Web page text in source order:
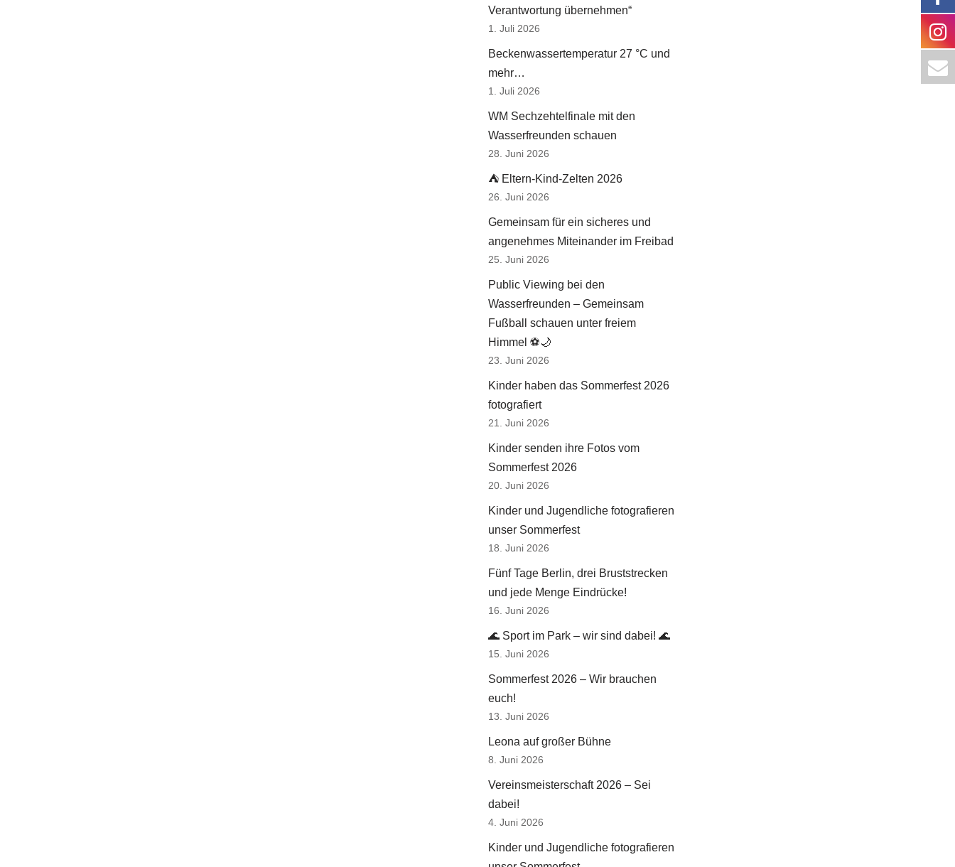
Verantwortung übernehmen“
1. Juli 2026
Beckenwassertemperatur 27 °C und
mehr…
1. Juli 2026
WM Sechzehtelfinale mit den
Wasserfreunden schauen
28. Juni 2026
⛺ Eltern-Kind-Zelten 2026
26. Juni 2026
Gemeinsam für ein sicheres und
angenehmes Miteinander im Freibad
25. Juni 2026
Public Viewing bei den
Wasserfreunden – Gemeinsam
Fußball schauen unter freiem
Himmel ⚽🌙
23. Juni 2026
Kinder haben das Sommerfest 2026
fotografiert
21. Juni 2026
Kinder senden ihre Fotos vom
Sommerfest 2026
20. Juni 2026
Kinder und Jugendliche fotografieren
unser Sommerfest
18. Juni 2026
Fünf Tage Berlin, drei Bruststrecken
und jede Menge Eindrücke!
16. Juni 2026
🌊 Sport im Park – wir sind dabei! 🌊
15. Juni 2026
Sommerfest 2026 – Wir brauchen
euch!
13. Juni 2026
Leona auf großer Bühne
8. Juni 2026
Vereinsmeisterschaft 2026 – Sei
dabei!
4. Juni 2026
Kinder und Jugendliche fotografieren